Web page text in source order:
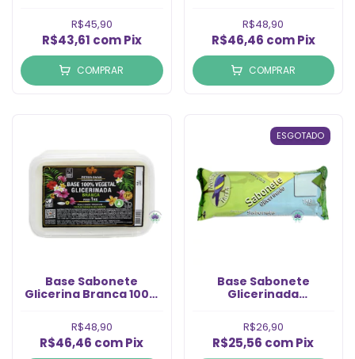
(1Kg)
R$45,90
R$43,61 com Pix
COMPRAR
Vegetal (kg)
R$48,90
R$46,46 com Pix
COMPRAR
Base Sabonete
Glicerina Branca 100%
R$48,90
R$46,46 comPix
ESGOTADO
Base Sabonete
Glicerinada
Terra (1kg)
R$26,90
R$25,56 comPix